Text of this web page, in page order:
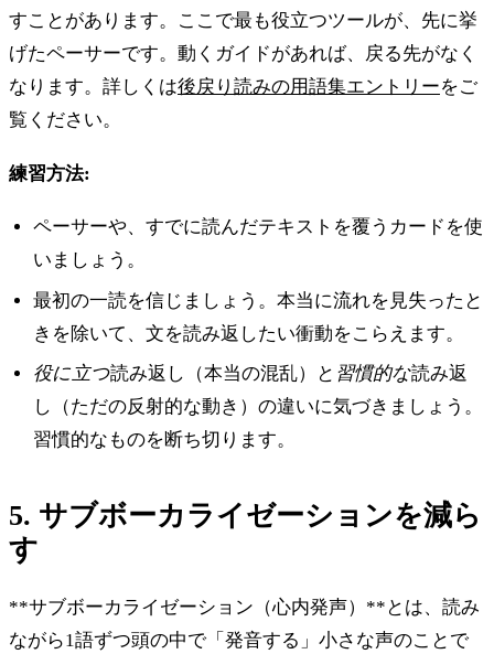
すことがあります。ここで最も役立つツールが、先に挙
げたペーサーです。動くガイドがあれば、戻る先がなく
なります。詳しくは後戻り読みの用語集エントリーをご
覧ください。
練習方法:
ペーサーや、すでに読んだテキストを覆うカードを使
いましょう。
最初の一読を信じましょう。本当に流れを見失ったと
きを除いて、文を読み返したい衝動をこらえます。
役に立つ読み返し（本当の混乱）と 習慣的な読み返
し（ただの反射的な動き）の違いに気づきましょう。
習慣的なものを断ち切ります。
5. サブボーカライゼーションを減ら
す
**サブボーカライゼーション（心内発声）**とは、読み
ながら1語ずつ頭の中で「発音する」小さな声のことで